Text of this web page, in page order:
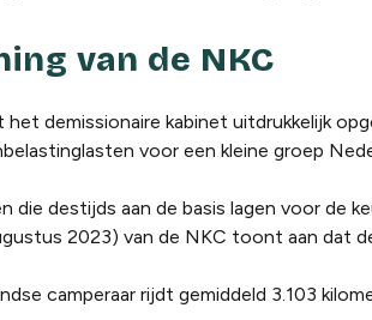
van de NKC
het demissionaire kabinet uitdrukkelijk
voor een kleine groep
die destijds aan de basis lagen voor de
2023) van de NKC toont aan dat
camperaar rijdt gemiddeld 3.103